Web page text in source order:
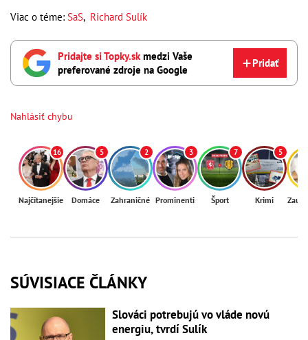
Viac o téme: SaS, Richard Sulík
Pridajte si Topky.sk medzi Vaše
preferované zdroje na Google
Pridať
Nahlásiť chybu
16
Najčítanejšie
5
Domáce
2
Zahraničné
3
Prominenti
7
Šport
5
Krimi
SÚVISIACE ČLÁNKY
Slováci potrebujú vo vláde novú
energiu, tvrdí Sulík